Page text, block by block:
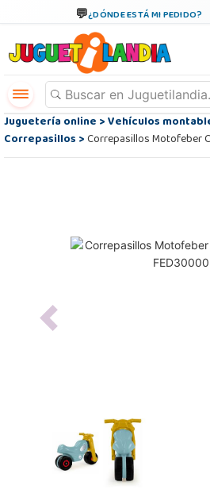
¿DÓNDE ESTÁ MI PEDIDO?
Juguetería online>Vehículos
Correpasillos>Correpasillos Motofeber
Previous